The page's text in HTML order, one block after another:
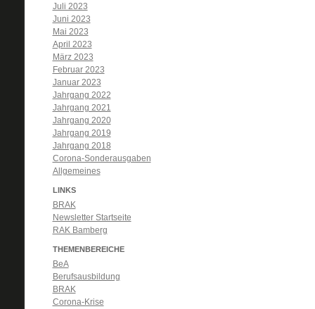
Juli 2023
Juni 2023
Mai 2023
April 2023
März 2023
Februar 2023
Januar 2023
Jahrgang 2022
Jahrgang 2021
Jahrgang 2020
Jahrgang 2019
Jahrgang 2018
Corona-Sonderausgaben
Allgemeines
LINKS
BRAK
Newsletter Startseite
RAK Bamberg
THEMENBEREICHE
BeA
Berufsausbildung
BRAK
Corona-Krise